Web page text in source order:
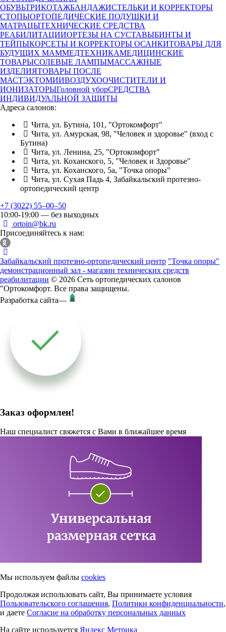
ОБУВЬТРИКОТАЖБАНДАЖИСТЕЛЬКИ И КОРРЕКТОРЫ
СТОПЫОРТОПЕДИЧЕСКИЕ ПОДУШКИ И
МАТРАЦЫТЕХНИЧЕСКИЕ СРЕДСТВА
РЕАБИЛИТАЦИИОРТЕЗЫ НА СУСТАВЫБИНТЫ И
ТЕЙПЫКОРСЕТЫ И КОРРЕКТОРЫ ОСАНКИТОВАРЫ ДЛЯ
БУДУЩИХ МАММЕДТЕХНИКАМЕДИЦИНСКИЕ
ТОВАРЫСОЛЕВЫЕ ЛАМПЫМАССАЖНЫЕ
ИЗДЕЛИЯТОВАРЫ ПОСЛЕ
МАСТЭКТОМИИВОЗДУХООЧИСТИТЕЛИ И
ИОНИЗАТОРЫГоловной уборСРЕДСТВА
ИНДИВИДУАЛЬНОЙ ЗАЩИТЫ
Адреса салонов:
Чита, ул. Бутина, 101, "Ортокомфорт"
Чита, ул. Амурская, 98, "Человек и здоровье" (вход с
Бутина)
Чита, ул. Ленина, 25, "Ортокомфорт"
Чита, ул. Коханского, 5, "Человек и Здоровье"
Чита, ул. Коханского, 5а, "Точка опоры"
Чита, ул. Сухая Падь 4, Забайкальский протезно-
ортопедический центр
+7 (3022) 55‒00‒50
10:00-19:00 — без выходных
ortoin@bk.ru
Присоединяйтесь к нам:
Забайкальский протезно-ортопедический центр "Точка опоры"
демонстрационный зал - магазин технических средств
реабилитации © 2026 Сеть ортопедических салонов
"Ортокомфорт. Все права защищены.
Разработка сайта—
Заказ оформлен!
Наш специалист свяжется с Вами в ближайшее время
Мы используем файлы cookies
Продолжая использовать сайт, Вы принимаете условия
Пользовательского соглашения, Политики конфиденциальности,
и даете Согласие на обработку персональных данных
На сайте используется Яндекс Метрика